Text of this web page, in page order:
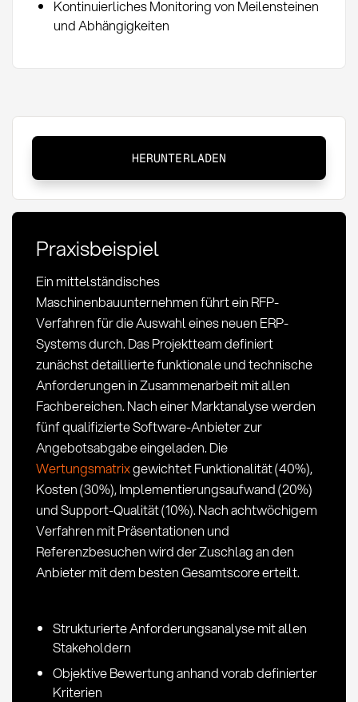
Kontinuierliches Monitoring von Meilensteinen
und Abhängigkeiten
Proposal
(RFP):
Ablauf
und
Best
Practices
HERUNTERLADEN
Praxisbeispiel
Ein mittelständisches
Maschinenbauunternehmen führt ein RFP-
Verfahren für die Auswahl eines neuen ERP-
Systems durch. Das Projektteam definiert
zunächst detaillierte funktionale und technische
Anforderungen in Zusammenarbeit mit allen
Fachbereichen. Nach einer Marktanalyse werden
fünf qualifizierte Software-Anbieter zur
Angebotsabgabe eingeladen. Die
Wertungsmatrixgewichtet Funktionalität (40%),
Kosten (30%), Implementierungsaufwand (20%)
und Support-Qualität (10%). Nach achtwöchigem
Verfahren mit Präsentationen und
Referenzbesuchen wird der Zuschlag an den
Anbieter mit dem besten Gesamtscore erteilt.
Strukturierte Anforderungsanalyse mit allen
Stakeholdern
Objektive Bewertung anhand vorab definierter
Kriterien